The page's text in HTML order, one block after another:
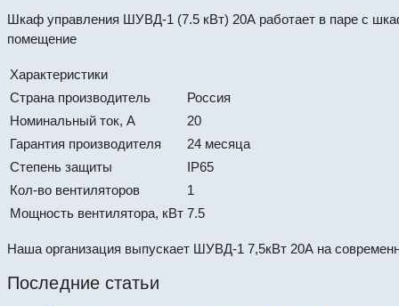
Шкаф управления ШУВД-1 (7.5 кВт) 20А работает в паре с
помещение
Характеристики
Страна производитель
Россия
Номинальный ток, А
20
Гарантия производителя
24 месяца
Степень защиты
IP65
Кол-во вентиляторов
1
Мощность вентилятора, кВт 7.5
Наша организация выпускает ШУВД-1 7,5кВт 20А на
Последние статьи